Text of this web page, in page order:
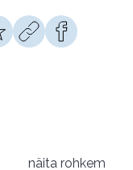
näita rohkem